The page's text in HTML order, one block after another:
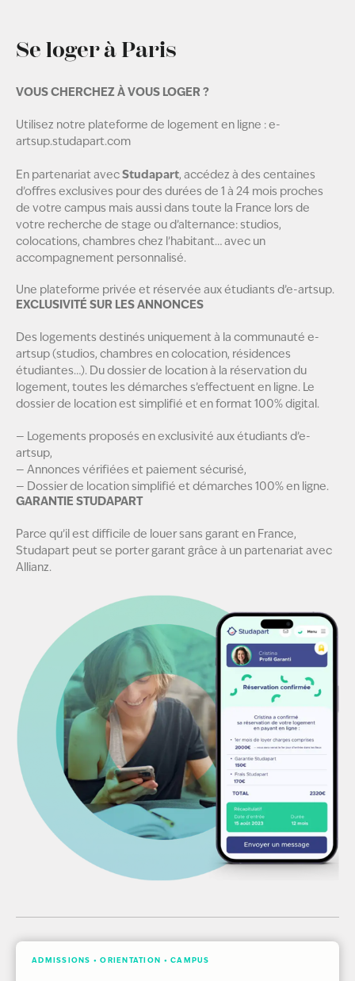
Se loger à Paris
VOUS CHERCHEZ À VOUS LOGER ?
Utilisez notre plateforme de logement en ligne :e-
artsup.studapart.com
En partenariat avecStudapart, accédez à des centaines
d’offres exclusives pour des durées de 1 à 24 mois proches
de votre campus mais aussi dans toute la France lors de
votre recherche de stage ou d’alternance: studios,
colocations, chambres chez l’habitant… avec un
accompagnement personnalisé.
Une plateforme privée et réservée aux étudiants d’e-artsup.
EXCLUSIVITÉ SUR LES ANNONCES
Des logements destinés uniquement à la communauté e-
artsup (studios, chambres en colocation, résidences
étudiantes…). Du dossier de location à la réservation du
logement, toutes les démarches s’effectuent en ligne. Le
dossier de location est simplifié et en format 100% digital.
— Logements proposés en exclusivité aux étudiants d’e-
artsup,
— Annonces vérifiées et paiement sécurisé,
— Dossier de location simplifié et démarches 100% en ligne.
GARANTIE STUDAPART
Parce qu’il est difficile de louer sans garant en France,
Studapart peut se porter garant grâce à un partenariat avec
Allianz.
ADMISSIONS • ORIENTATION • CAMPUS